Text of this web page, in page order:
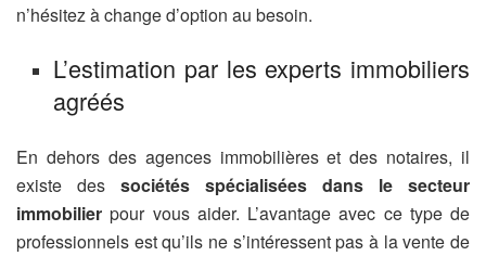
n’hésitez à change d’option au besoin.
L’estimation par les experts immobiliers
agréés
En dehors des agences immobilières et des notaires, il
existe des sociétés spécialisées dans le secteur
immobilier pour vous aider. L’avantage avec ce type de
professionnels est qu’ils ne s’intéressent pas à la vente de